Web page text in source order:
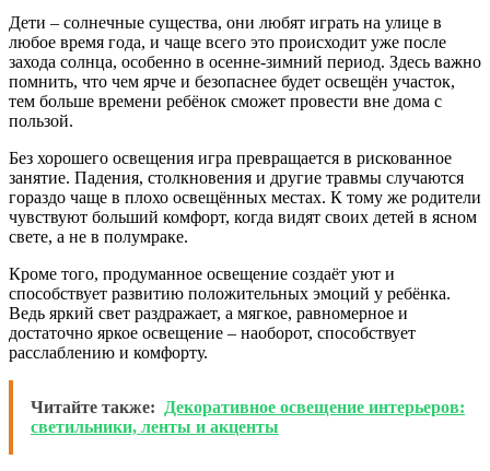
Дети – солнечные существа, они любят играть на улице в
любое время года, и чаще всего это происходит уже после
захода солнца, особенно в осенне-зимний период. Здесь важно
помнить, что чем ярче и безопаснее будет освещён участок,
тем больше времени ребёнок сможет провести вне дома с
пользой.
Без хорошего освещения игра превращается в рискованное
занятие. Падения, столкновения и другие травмы случаются
гораздо чаще в плохо освещённых местах. К тому же родители
чувствуют больший комфорт, когда видят своих детей в ясном
свете, а не в полумраке.
Кроме того, продуманное освещение создаёт уют и
способствует развитию положительных эмоций у ребёнка.
Ведь яркий свет раздражает, а мягкое, равномерное и
достаточно яркое освещение – наоборот, способствует
расслаблению и комфорту.
Читайте также:
Декоративное освещение интерьеров:
светильники, ленты и акценты